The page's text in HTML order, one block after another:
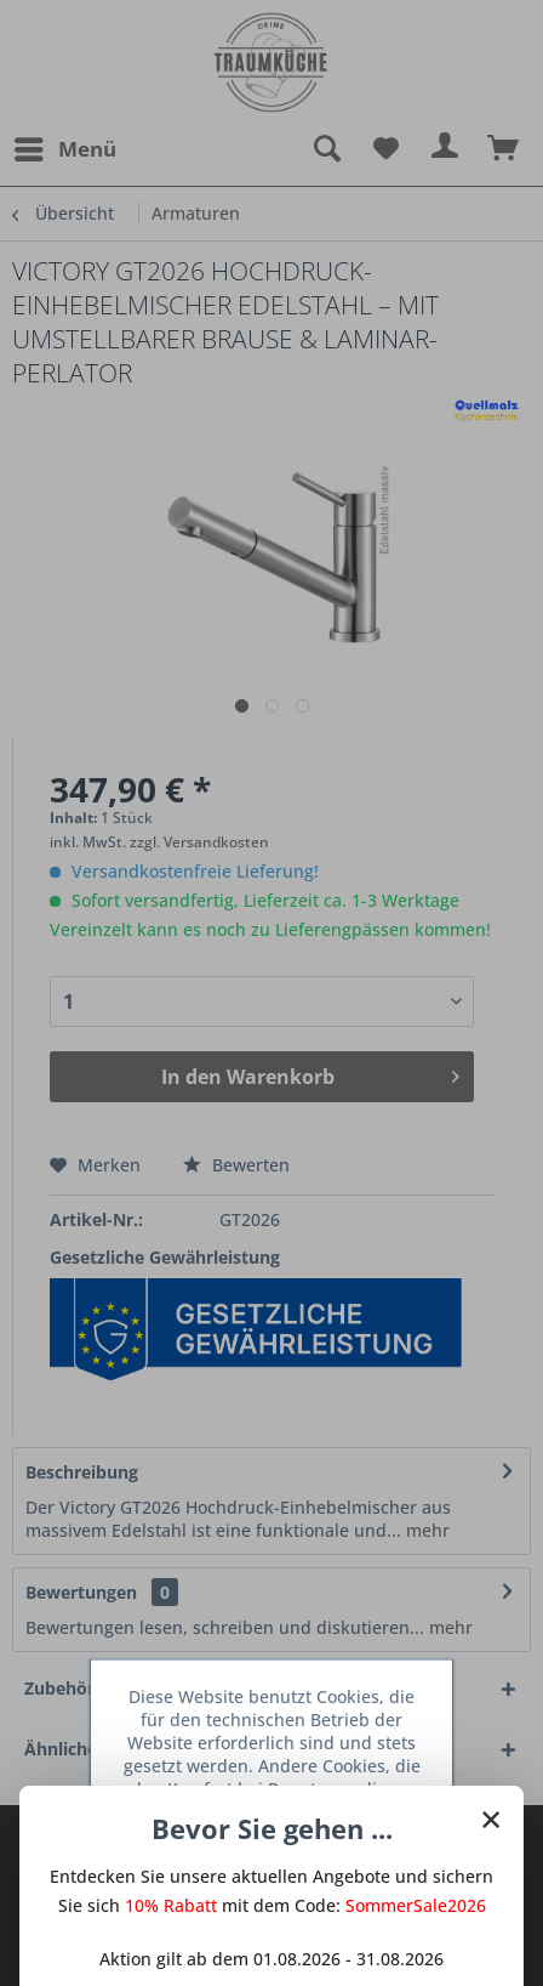
Menü
Übersicht Armaturen
VICTORY GT2026 HOCHDRUCK-
EINHEBELMISCHER EDELSTAHL – MIT
UMSTELLBARER BRAUSE & LAMINAR-
PERLATOR
347,90 € *
Inhalt: 1 Stück
inkl. MwSt.zzgl. Versandkosten
Versandkostenfreie Lieferung!
Sofort versandfertig, Lieferzeit ca. 1-3 Werktage
Vereinzelt kann es noch zu Lieferengpässen kommen!
In den Warenkorb
Merken Bewerten
Artikel-Nr.:
GT2026
Gesetzliche Gewährleistung
Beschreibung
Der Victory GT2026 Hochdruck-Einhebelmischer aus
massivem Edelstahl ist eine funktionale und... mehr
Bewertungen
0
Bewertungen lesen, schreiben und diskutieren... mehr
Zubehör
Ähnliche Artikel
Abonnieren Sie den kostenlosen Deine
TraumKüche Newsletter und verpassen
Sie keine Neuigkeit oder Aktion mehr aus
×
Bevor Sie gehen ...
Entdecken Sie unsere aktuellen Angebote und sichern
Sie sich 10% Rabattmit dem Code: SommerSale2026
Aktion gilt ab dem 01.08.2026 - 31.08.2026
Diese Website benutzt Cookies, die
für den technischen Betrieb der
Website erforderlich sind und stets
gesetzt werden. Andere Cookies, die
den Komfort bei Benutzung dieser
dienen oder die Interaktion mit
Netzwerken vereinfachen sollen,
werden nur mit Ihrer Zustimmung